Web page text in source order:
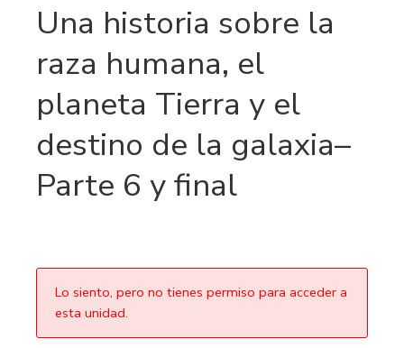
Una historia sobre la
raza humana, el
planeta Tierra y el
destino de la galaxia–
Parte 6 y final
Lo siento, pero no tienes permiso para acceder a
esta unidad.